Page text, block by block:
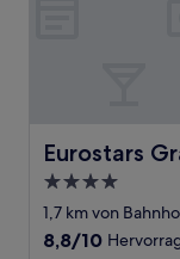
Eurostars
Eurostars
4.0-
Sterne-
Unterkunft
1,7 km von
8.8
8,8/10